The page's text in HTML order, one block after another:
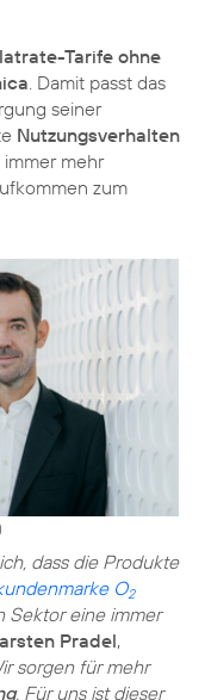
Tarife ohne
. Damit passt das
seiner
Nutzungsverhalten
immer mehr
zum
dass die Produkte
O2
eine immer
Pradel,
sorgen für mehr
. Für uns ist dieser